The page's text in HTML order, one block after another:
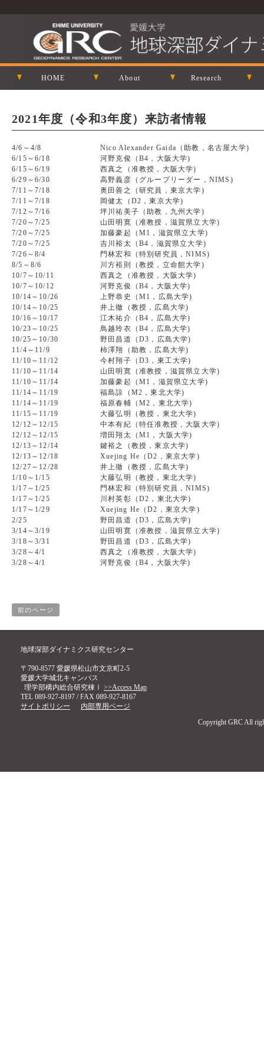
HOME About Research
2021年度（令和3年度）来訪者情報
4/6～4/8
Nico Alexander Gaida（助教，名古屋大学)
6/15～6/18
河野克俊（B4，大阪大学)
6/15～6/19
西真之（准教授，大阪大学)
6/29～6/30
高野義彦（グループリーダー，NIMS)
7/11～7/18
奥田善之（研究員，東京大学)
7/11～7/18
岡健太（D2，東京大学)
7/12～7/16
坪川祐美子（助教，九州大学)
7/20～7/25
山田明寛（准教授，滋賀県立大学)
7/20～7/25
加藤豪起（M1，滋賀県立大学)
7/20～7/25
吉川裕太（B4，滋賀県立大学)
7/26～8/4
門林宏和（特別研究員，NIMS)
8/5～8/6
川方裕則（教授，立命館大学)
10/7～10/11
西真之（准教授，大阪大学)
10/7～10/12
河野克俊（B4，大阪大学)
10/14～10/26
上野恭史（M1，広島大学)
10/14～10/25
井上徹（教授，広島大学)
10/16～10/17
江木祐介（B4，広島大学)
10/23～10/25
鳥越玲衣（B4，広島大学)
10/25～10/30
野田昌道（D3，広島大学)
11/4～11/9
柿澤翔（助教，広島大学)
11/10～11/12
今村翔子（D3，東工大学)
11/10～11/14
山田明寛（准教授，滋賀県立大学)
11/10～11/14
加藤豪起（M1，滋賀県立大学)
11/14～11/19
福島諒（M2，東北大学)
11/14～11/19
福原春輔（M2，東北大学)
11/15～11/19
大藤弘明（教授，東北大学)
12/12～12/15
中本有紀（特任准教授，大阪大学)
12/12～12/15
増田翔太（M1，大阪大学)
12/13～12/14
鍵裕之（教授，東京大学)
12/13～12/18
Xuejing He（D2，東京大学)
12/27～12/28
井上徹（教授，広島大学)
1/10～1/15
大藤弘明（教授，東北大学)
1/17～1/25
門林宏和（特別研究員，NIMS)
1/17～1/25
川村英彰（D2，東北大学)
1/17～1/29
Xuejing He（D2，東京大学)
2/25
野田昌道（D3，広島大学)
3/14～3/19
山田明寛（准教授，滋賀県立大学)
3/18～3/31
野田昌道（D3，広島大学)
3/28～4/1
西真之（准教授，大阪大学)
3/28～4/1
河野克俊（B4，大阪大学)
前のページ
地球深部ダイナミクス研究センター
〒790-8577 愛媛県松山市文京町2-5
愛媛大学城北キャンパス
理学部構内総合研究棟Ⅰ >>Access Map
TEL 089-927-8197 / FAX 089-927-8167
サイトポリシー
内部専用ページ
Copyright GRC All